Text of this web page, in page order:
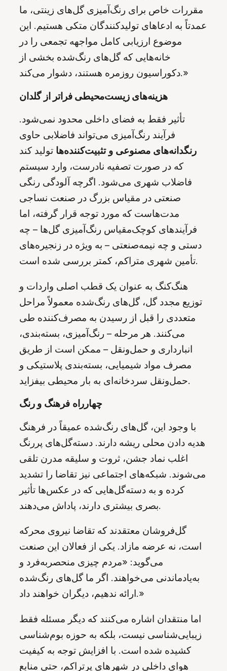
مقررات خاص برای رنگ‌آمیزی گل‌های زینتی، ما
عمدتاً به ادعاهای تولیدکنندگان متکی هستیم. این
موضوع ارزیابی کامل مواجهه تجمعی را در
خانه‌هایی که گل‌های رنگ‌شده بخشی از
دکوراسیون روزمره هستند، دشوار می‌کند.»
هزینه‌های زیست‌محیطی فراتر از گلدان
تأثیر فقط به فضای داخلی محدود نمی‌شود.
فرآیند رنگ‌آمیزی می‌تواند فاضلابی حاوی
رنگدانه‌های مصنوعی و تثبیت‌کننده‌ها تولید کند
که در صورت تصفیه نادرست، وارد سیستم
فاضلاب شهری می‌شود. اگرچه آلودگی رنگی
صنعتی در مقیاس بزرگ در صنعت نساجی
مدت‌هاست که مورد توجه قرار گرفته، اما
فرآیندهای کوچک‌مقیاس رنگ‌آمیزی گل‌ها – چه
دستی و چه نیمه‌صنعتی – به ویژه در زنجیره‌های
تأمین شهری متراکم، کمتر بررسی شده است.
هنگ‌کنگ به عنوان یک قطب اصلی واردات و
توزیع مجدد گل، گل‌های رنگ‌شده معمولاً مراحل
متعددی را قبل از رسیدن به مصرف‌کننده طی
می‌کنند. هر مرحله – رنگ‌آمیزی، بسته‌بندی،
انبارداری و حمل‌ونقل – ممکن است از طریق
مصرف مواد شیمیایی، بسته‌بندی پلاستیکی و
حمل‌ونقل سردخانه‌ای به بار محیطی بیفزاید.
چهارراه فرهنگ و رنگ
با وجود این، گل‌های رنگ‌شده عمیقاً در فرهنگ
هدیه دادن محلی ریشه دارند. دسته‌گل‌های پررنگ
اغلب نماد جشن، ثروت و سلیقه مدرن تلقی
می‌شوند. شبکه‌های اجتماعی نیز تقاضا را تشدید
کرده و به دسته‌گل‌هایی که در عکس‌ها تأثیر
بصری بیشتری دارند، پاداش می‌دهند.
گل‌فروشان معتقدند که تقاضا نیروی محرکه
است، نه عرضه مازاد. یکی از فعالان این صنعت
می‌گوید: «مردم چیزی منحصربه‌فرد و
به‌یادماندنی می‌خواهند. اگر ما گل‌های رنگ‌شده
ارائه ندهیم، دیگران خواهند داد.»
اما منتقدان اشاره می‌کنند که دیگر مسئله فقط
زیبایی‌شناسی نیست، بلکه به حوزه بوم‌شناسی
کشیده شده است. با افزایش توجه به کیفیت
هوای داخلی در شهرهای پرتراکم، حتی منابع